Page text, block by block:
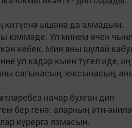
китүенә ышана да алмадым.
килмәде. Ул минем өчен
кебек. Мин аны шулай
ул кадәр кыен түгел иде,
сагынасың, юксынасың,
начар булган дип
бер генә: аларның әти-
күрергә язмасын.